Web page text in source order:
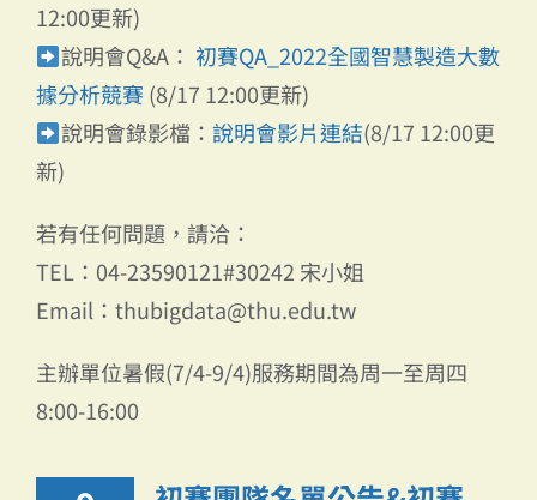
12:00更新)
說明會Q&A： 初賽QA_2022全國智慧製造大數
據分析競賽(8/17 12:00更新)
說明會錄影檔： 說明會影片連結(8/17 12:00更
新)
若有任何問題，請洽：
TEL：04-23590121#30242 宋小姐
Email：thubigdata@thu.edu.tw
主辦單位暑假(7/4-9/4)服務期間為周一至周四
8:00-16:00